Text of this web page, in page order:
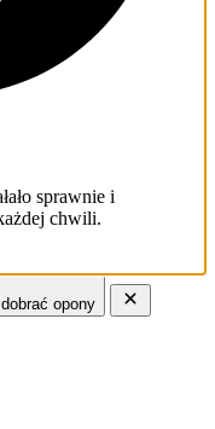
sprawnie i
chwili.
opony